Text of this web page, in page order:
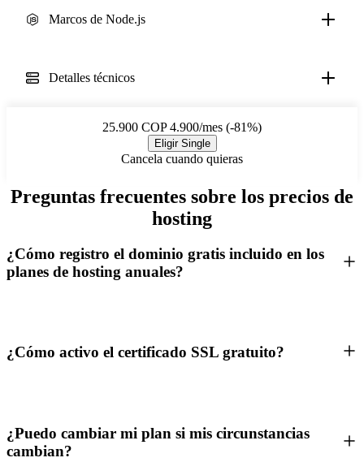
Marcos de Node.js
Detalles técnicos
25.900 COP 4.900/mes (-81%)
Eligir Single
Cancela cuando quieras
Preguntas frecuentes sobre los precios de
hosting
¿Cómo registro el dominio gratis incluido en los
planes de hosting anuales?
¿Cómo activo el certificado SSL gratuito?
¿Puedo cambiar mi plan si mis circunstancias
cambian?